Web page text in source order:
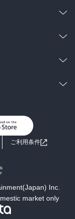
ノベ
せ
ご利用条件
Inc.
market only